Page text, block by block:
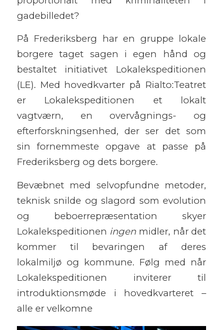
gadebilledet?
På Frederiksberg har en gruppe lokale
borgere taget sagen i egen hånd og
bestaltet initiativet Lokalekspeditionen
(LE). Med hovedkvarter på Rialto:Teatret
er Lokalekspeditionen et lokalt
vagtværn, en overvågnings- og
efterforskningsenhed, der ser det som
sin fornemmeste opgave at passe på
Frederiksberg og dets borgere.
Bevæbnet med selvopfundne metoder,
teknisk snilde og slagord som evolution
og beboerrepræsentation skyer
Lokalekspeditionen ingenmidler, når det
kommer til bevaringen af deres
lokalmiljø og kommune. Følg med når
Lokalekspeditionen inviterer til
introduktionsmøde i hovedkvarteret –
alle er velkomne